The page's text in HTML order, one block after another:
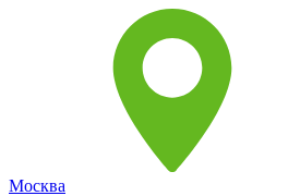
Москва